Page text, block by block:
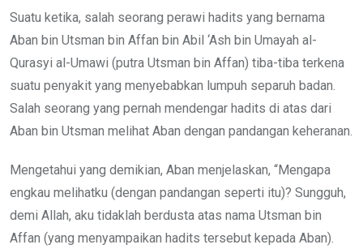
Suatu ketika, salah seorang perawi hadits yang bernama
Aban bin Utsman bin Affan bin Abil ‘Ash bin Umayah al-
Qurasyi al-Umawi (putra Utsman bin Affan) tiba-tiba terkena
suatu penyakit yang menyebabkan lumpuh separuh badan.
Salah seorang yang pernah mendengar hadits di atas dari
Aban bin Utsman melihat Aban dengan pandangan keheranan.
Mengetahui yang demikian, Aban menjelaskan, “Mengapa
engkau melihatku (dengan pandangan seperti itu)? Sungguh,
demi Allah, aku tidaklah berdusta atas nama Utsman bin
Affan (yang menyampaikan hadits tersebut kepada Aban).